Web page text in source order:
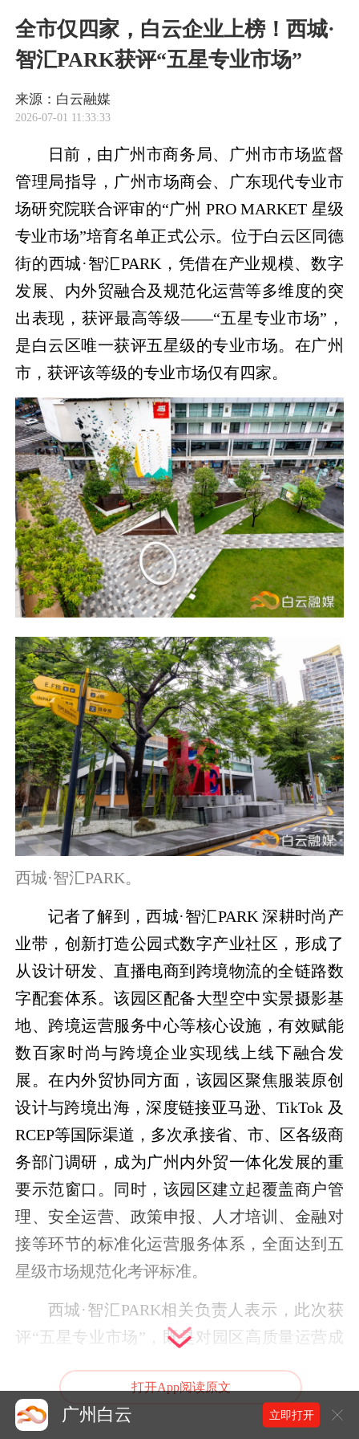
全市仅四家，白云企业上榜！西城·
智汇PARK获评“五星专业市场”
来源：白云融媒
2026-07-01 11:33:33
日前，由广州市商务局、广州市市场监督
管理局指导，广州市场商会、广东现代专业市
场研究院联合评审的“广州 PRO MARKET 星级
专业市场”培育名单正式公示。位于白云区同德
街的西城·智汇PARK，凭借在产业规模、数字
发展、内外贸融合及规范化运营等多维度的突
出表现，获评最高等级——“五星专业市场”，
是白云区唯一获评五星级的专业市场。在广州
市，获评该等级的专业市场仅有四家。
西城·智汇PARK。
记者了解到，西城·智汇PARK 深耕时尚产
业带，创新打造公园式数字产业社区，形成了
从设计研发、直播电商到跨境物流的全链路数
字配套体系。该园区配备大型空中实景摄影基
地、跨境运营服务中心等核心设施，有效赋能
数百家时尚与跨境企业实现线上线下融合发
展。在内外贸协同方面，该园区聚焦服装原创
设计与跨境出海，深度链接亚马逊、TikTok 及
RCEP等国际渠道，多次承接省、市、区各级商
务部门调研，成为广州内外贸一体化发展的重
要示范窗口。同时，该园区建立起覆盖商户管
理、安全运营、政策申报、人才培训、金融对
接等环节的标准化运营服务体系，全面达到五
星级市场规范化考评标准。
西城·智汇PARK相关负责人表示，此次获
评“五星专业市场”，既是对园区高质量运营成
园区将以此为新起点，持续升级直播电商与跨
境数字配套，深化与市、区两级主管部门的联
打开App阅读原文
广州白云 立即打开